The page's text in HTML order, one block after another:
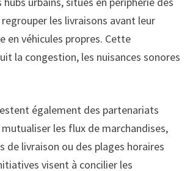
les livraisons avant leur
en véhicules propres. Cette
la congestion, les nuisances sonores
également des partenariats
les flux de marchandises,
de livraison ou des plages horaires
visent à concilier les